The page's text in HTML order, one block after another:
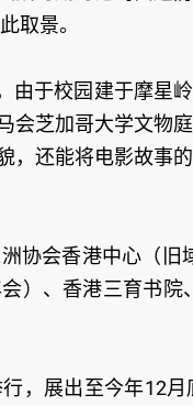
取景。
由于校园建于摩星
会芝加哥大学文物
，还能将电影故事
协会香港中心（旧
）、香港三育书
，展出至今年12